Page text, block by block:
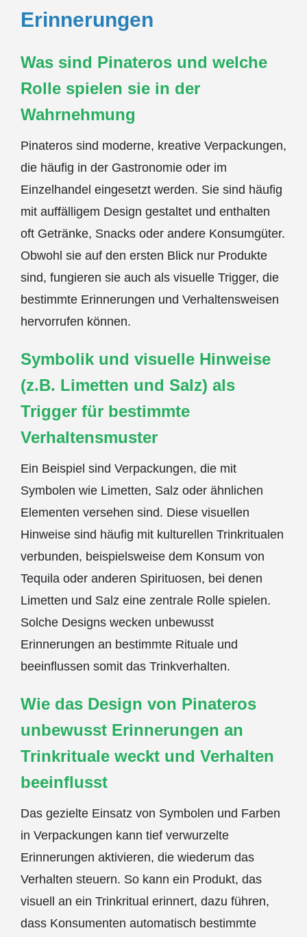
Erinnerungen
Was sind Pinateros und welche
Rolle spielen sie in der
Wahrnehmung
Pinateros sind moderne, kreative Verpackungen,
die häufig in der Gastronomie oder im
Einzelhandel eingesetzt werden. Sie sind häufig
mit auffälligem Design gestaltet und enthalten
oft Getränke, Snacks oder andere Konsumgüter.
Obwohl sie auf den ersten Blick nur Produkte
sind, fungieren sie auch als visuelle Trigger, die
bestimmte Erinnerungen und Verhaltensweisen
hervorrufen können.
Symbolik und visuelle Hinweise
(z.B. Limetten und Salz) als
Trigger für bestimmte
Verhaltensmuster
Ein Beispiel sind Verpackungen, die mit
Symbolen wie Limetten, Salz oder ähnlichen
Elementen versehen sind. Diese visuellen
Hinweise sind häufig mit kulturellen Trinkritualen
verbunden, beispielsweise dem Konsum von
Tequila oder anderen Spirituosen, bei denen
Limetten und Salz eine zentrale Rolle spielen.
Solche Designs wecken unbewusst
Erinnerungen an bestimmte Rituale und
beeinflussen somit das Trinkverhalten.
Wie das Design von Pinateros
unbewusst Erinnerungen an
Trinkrituale weckt und Verhalten
beeinflusst
Das gezielte Einsatz von Symbolen und Farben
in Verpackungen kann tief verwurzelte
Erinnerungen aktivieren, die wiederum das
Verhalten steuern. So kann ein Produkt, das
visuell an ein Trinkritual erinnert, dazu führen,
dass Konsumenten automatisch bestimmte